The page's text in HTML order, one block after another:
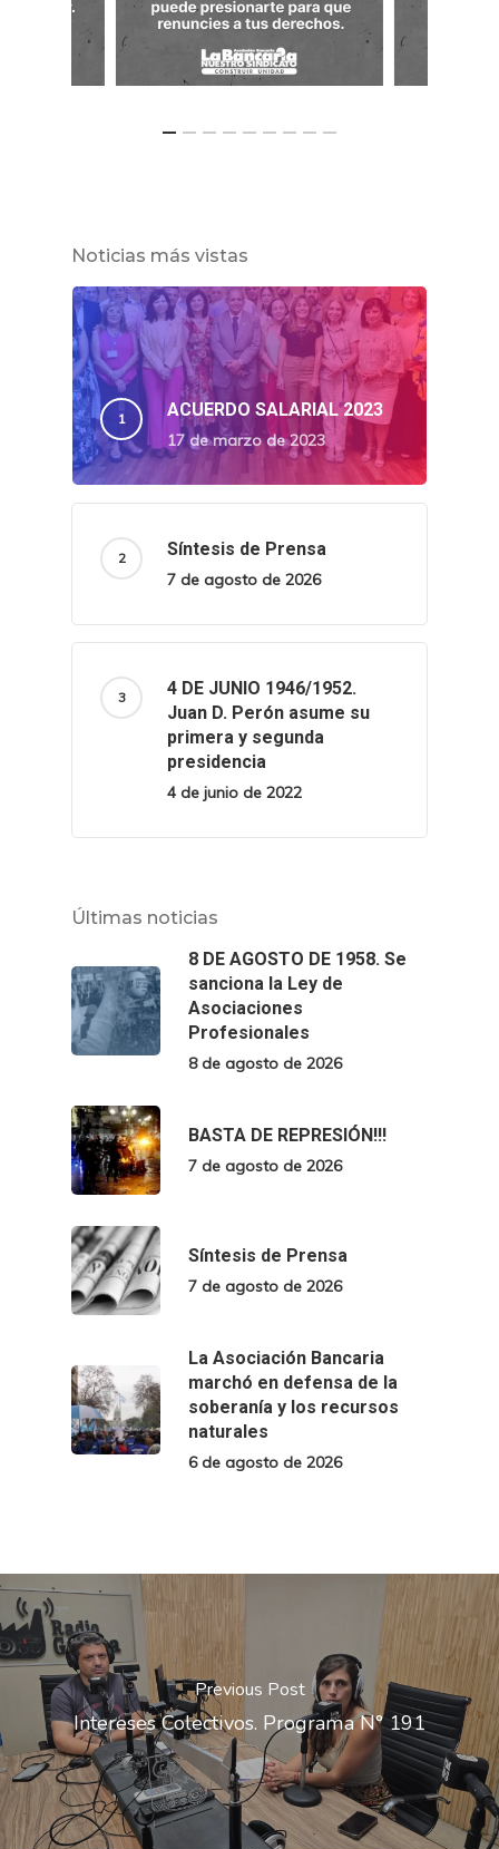
Noticias más vistas
ACUERDO SALARIAL 2023
17 de marzo de 2023
Síntesis de Prensa
7 de agosto de 2026
4 DE JUNIO 1946/1952.
Juan D. Perón asume su
primera y segunda
presidencia
4 de junio de 2022
Últimas noticias
8 DE AGOSTO DE 1958. Se
sanciona la Ley de
Asociaciones
Profesionales
8 de agosto de 2026
BASTA DE REPRESIÓN!!!
7 de agosto de 2026
Síntesis de Prensa
7 de agosto de 2026
La Asociación Bancaria
marchó en defensa de la
soberanía y los recursos
naturales
6 de agosto de 2026
Previous Post
Intereses Colectivos. Programa N° 191